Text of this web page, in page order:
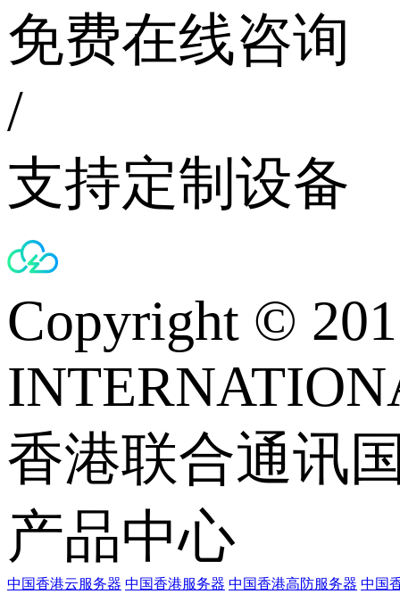
免费在线咨询
/
支持定制设备
Copyright ©
香港联合通讯
产品中心
中国香港云服务器 中国香港服务器 中国香港高防服务器 中国